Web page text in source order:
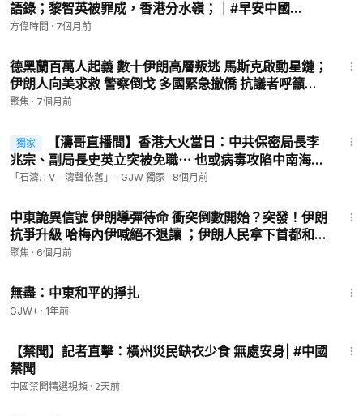
推特 ►https://twitter.com/CAIJING_TV
臉書 ►https://www.facebook.com/CaijingTV
語錄；黎智英被罪成，香港分水嶺；｜#早安中國
12.15.2025
方偉時間 · 7個月前
德黑蘭百萬人起義 數十伊朗高層叛逃 馬斯克啟動星鏈；
伊朗人向美求救 警察倒戈 多國緊急撤僑 抗議者呼籲全
國總罷工【今日綜述】
聚焦 · 7個月前
獨家
【濤哥直播間】香港大火當日：中共保密局長李
兆宗、副局長史英立突被免職⋯ 也或病毒攻陷中南海？
（12/08/25）「北京晚9:00 美東早8:00」
「石濤.TV - 濤聲依舊」- GJW 獨家 · 8個月前
中東詭異信號 伊朗導彈待命 衝突倒數開始？突發！伊朗
抗爭升級 哈梅內伊喊絕不退讓 ；伊朗人民拿下首都和第
二大城市！「國父」霍梅尼墳墓被燒【今日綜述】
聚焦 · 6個月前
無盡：中東和平的掙扎
GJW+ · 1年前
【禁聞】記者直擊：橫州災民缺衣少食 無處安身| #中國
禁聞
中國禁聞精選視頻 · 2天前